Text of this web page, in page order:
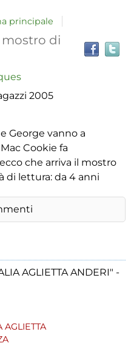
principale
mostro di
2005
George vanno a
Cookie fa
che arriva il mostro
di lettura: da 4 anni
AGLIETTA ANDERI" -
AGLIETTA